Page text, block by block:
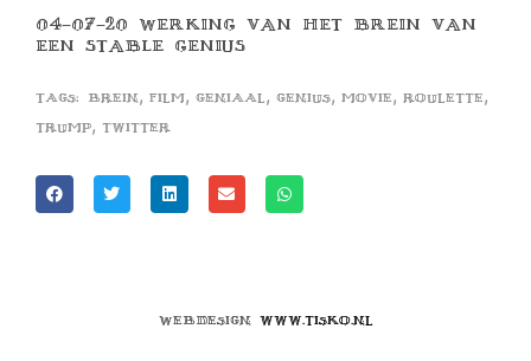
04-07-20 WERKING VAN HET BREIN VAN
EEN STABLE GENIUS
Tags: brein, film, geniaal, genius, movie, roulette,
trump, twitter
Webdesign www.tisko.nl